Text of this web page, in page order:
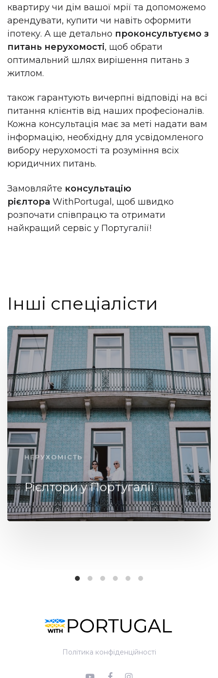
квартиру чи дім вашої мрії та допоможемо
арендувати, купити чи навіть оформити
іпотеку. А ще детально проконсультуємо з
питань нерухомості, щоб обрати
оптимальний шлях вирішення питань з
житлом.
також гарантують вичерпні відповіді на всі
питання клієнтів від наших професіоналів.
Кожна консультація має за меті надати вам
інформацію, необхідну для усвідомленого
вибору нерухомості та розуміння всіх
юридичних питань.
Замовляйте консультацію
рієлтора WithPortugal, щоб швидко
розпочати співпрацю та отримати
найкращий сервіс у Португалії!
Інші спеціалісти
НЕРУХОМІСТЬ
Рієлтори у Португалії
Політика конфіденційності